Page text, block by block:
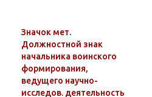
Значок мет.
Должностной знак
начальника воинского
формирования,
ведущего научно-
исследов. деятельность